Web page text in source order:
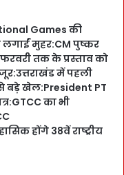
Games की
लगाईं मुहर:CM पुष्कर
तक के प्रस्ताव को
में पहली
बड़े खेल:President PT
का भी
होंगे 38वें राष्ट्रीय